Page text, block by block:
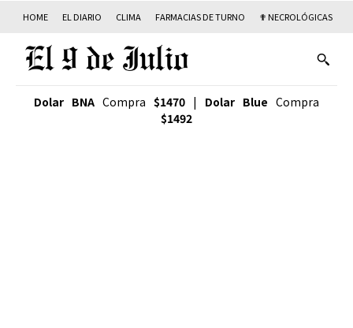
HOME EL DIARIO CLIMA FARMACIAS DE TURNO ✟ NECROLÓGICAS
Dolar BNA Compra $1470 | Dolar Blue Compra
$1492